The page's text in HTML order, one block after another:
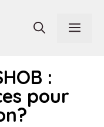
:
pour